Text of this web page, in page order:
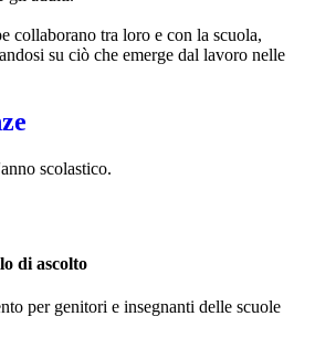
collaborano tra loro e con la scuola,
su ciò che emerge dal lavoro nelle
scolastico.
di ascolto
per genitori e insegnanti delle scuole